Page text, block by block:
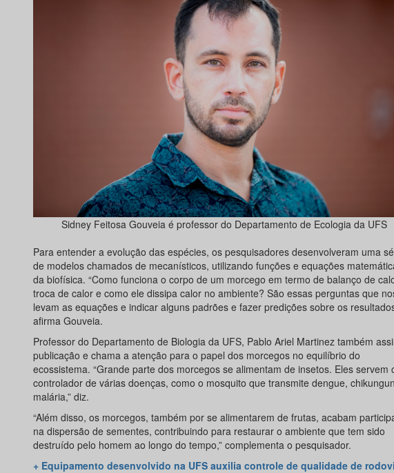
Sidney Feitosa Gouveia é professor do Departamento de Ecologia da UFS
Para entender a evolução das espécies, os pesquisadores desenvolveram uma
de modelos chamados de mecanísticos, utilizando funções e equações
da biofísica. “Como funciona o corpo de um morcego em termo de balanço de
troca de calor e como ele dissipa calor no ambiente? São essas perguntas que
levam as equações e indicar alguns padrões e fazer predições sobre os
afirma Gouveia.
Professor do Departamento de Biologia da UFS, Pablo Ariel Martinez também
publicação e chama a atenção para o papel dos morcegos no equilíbrio do
ecossistema. “Grande parte dos morcegos se alimentam de insetos. Eles servem
controlador de várias doenças, como o mosquito que transmite dengue,
malária,” diz.
“Além disso, os morcegos, também por se alimentarem de frutas, acabam
na dispersão de sementes, contribuindo para restaurar o ambiente que tem sido
destruído pelo homem ao longo do tempo,” complementa o pesquisador.
+ Equipamento desenvolvido na UFS auxilia controle de qualidade de